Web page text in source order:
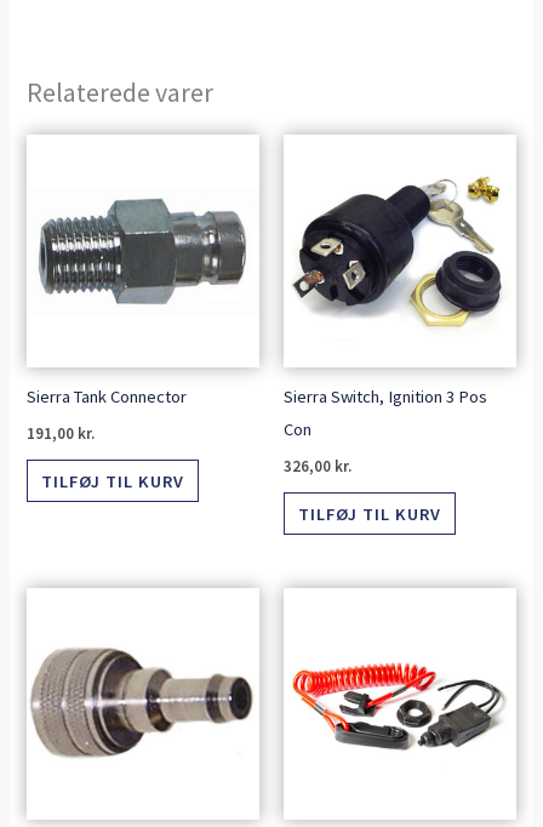
Relaterede varer
Sierra Tank Connector
191,00 kr.
TILFØJ TIL KURV
Sierra Switch, Ignition 3 Pos
Con
326,00 kr.
TILFØJ TIL KURV